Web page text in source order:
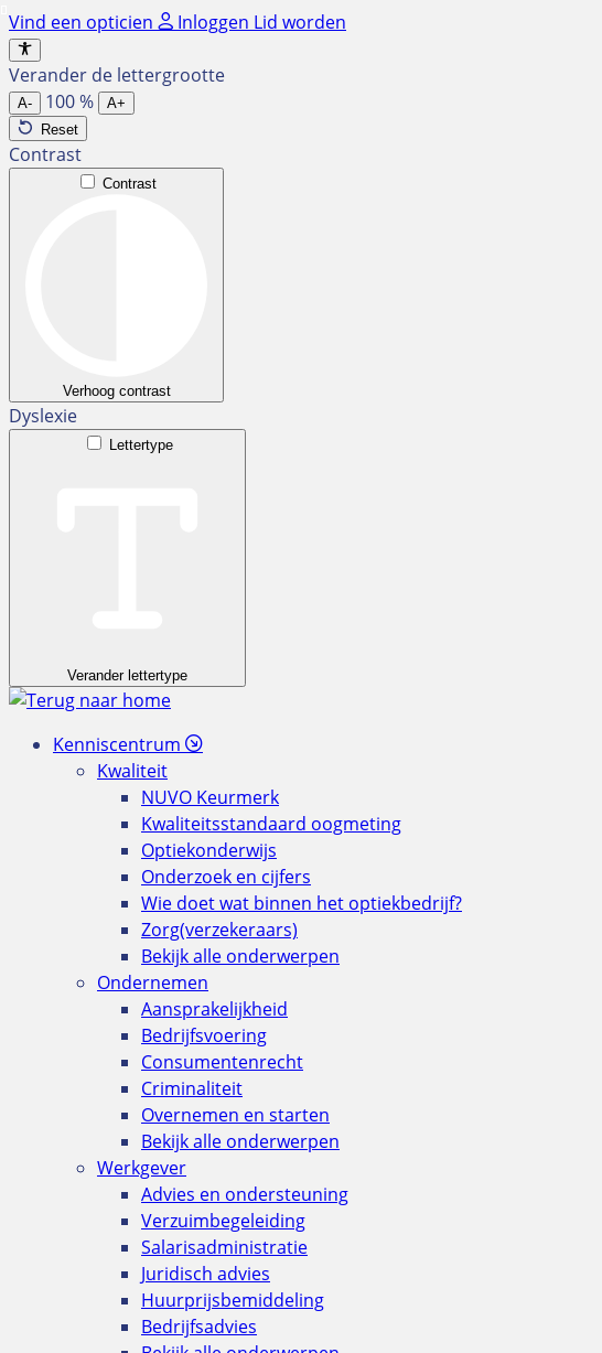
Ga
naar
de
inhoud
Vind een opticien Inloggen Lid worden
Verander de lettergrootte
A- 100%
A+
Reset
Contrast
Contrast
Verhoog contrast
Dyslexie
Lettertype
Verander lettertype
Kenniscentrum
Kwaliteit
NUVO Keurmerk
Kwaliteitsstandaard oogmeting
Optiekonderwijs
Onderzoek en cijfers
Wie doet wat binnen het optiekbedrijf?
Zorg(verzekeraars)
Bekijk alle onderwerpen
Ondernemen
Aansprakelijkheid
Bedrijfsvoering
Consumentenrecht
Criminaliteit
Overnemen en starten
Bekijk alle onderwerpen
Werkgever
Advies en ondersteuning
Verzuimbegeleiding
Salarisadministratie
Juridisch advies
Huurprijsbemiddeling
Bedrijfsadvies